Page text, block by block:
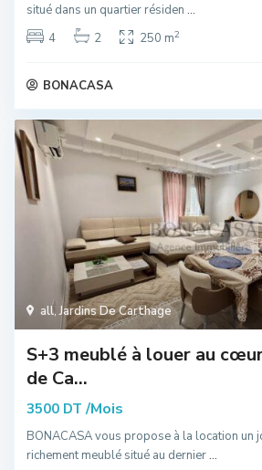
situé dans un quartier résiden ...
4
2 250 m2
BONACASA
all,Jardins De Carthage
S+3 meublé à louer au
de Ca...
3500 DT /Mois
BONACASA vous propose à la location un
richement meublé situé au dernier...